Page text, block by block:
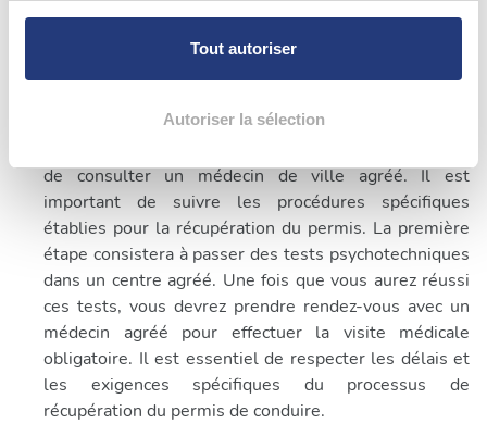
Pour en savoir plus sur le traitement de vos données
personnelles et définir vos préférences, reportez-vous à
déclaration sur les cookies.
Les cookies nous permettent de personnaliser le contenu
et les annonces, d'offrir des fonctionnalités relatives aux
médias sociaux et d'analyser notre trafic. Nous
partageons également des informations sur l'utilisation de
notre site avec nos partenaires de médias sociaux, de
publicité et d'analyse, qui peuvent combiner celles-ci
avec d'autres informations que vous leur avez fournies
ou qu'ils ont collectées lors de votre utilisation de leurs
services.
Tout autoriser
Autoriser la sélection
Lors d'un retrait de permis de conduire qui n'est pas
de consulter un médecin de ville agréé. Il est
important de suivre les procédures spécifiques
établies pour la récupération du permis. La première
étape consistera à passer des tests psychotechniques
dans un centre agréé. Une fois que vous aurez réussi
ces tests, vous devrez prendre rendez-vous avec un
médecin agréé pour effectuer la visite médicale
obligatoire. Il est essentiel de respecter les délais et
les exigences spécifiques du processus de
récupération du permis de conduire.